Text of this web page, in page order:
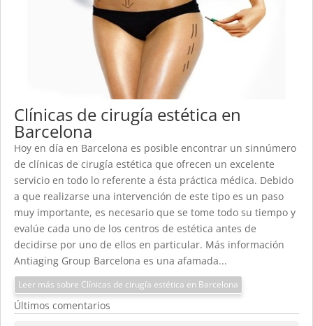
Clínicas de cirugía estética en
Barcelona
Hoy en día en Barcelona es posible encontrar un sinnúmero
de clínicas de cirugía estética que ofrecen un excelente
servicio en todo lo referente a ésta práctica médica. Debido
a que realizarse una intervención de este tipo es un paso
muy importante, es necesario que se tome todo su tiempo y
evalúe cada uno de los centros de estética antes de
decidirse por uno de ellos en particular. Más información
Antiaging Group Barcelona es una afamada...
Leer más sobre Clínicas de cirugía estética en Barcelona
Últimos comentarios